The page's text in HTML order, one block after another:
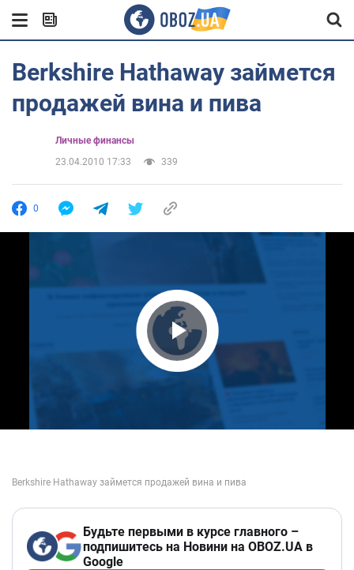
Berkshire Hathaway займется
продажей вина и пива
Личные финансы
23.04.2010 17:33
339
0
Play Video
Будьте первыми в курсе главного –
подпишитесь на Новини на OBOZ.UA в
Google